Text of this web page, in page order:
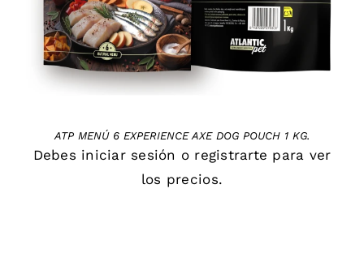
ATP MENÚ 6 EXPERIENCE AXE DOG POUCH 1 KG.
Debes iniciar sesión o registrarte para ver
los precios.